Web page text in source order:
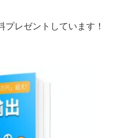
レゼントしています！